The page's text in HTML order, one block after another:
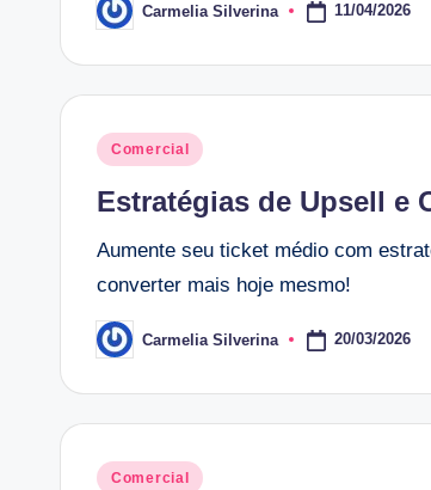
Posted
by
Carmelia Silverina 11/04/2026
Posted
Comercial
Estratégias de Upsell e
Aumente seu ticket médio com
converter mais hoje mesmo!
Posted
by
Carmelia Silverina 20/03/2026
Posted
Comercial